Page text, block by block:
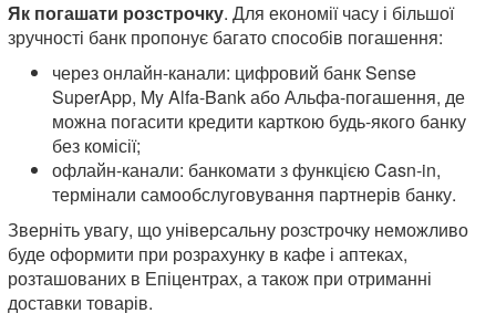
Як погашати розстрочку. Для економії часу і більшої
зручності банк пропонує багато способів погашення:
через онлайн-канали: цифровий банк Sense
SuperApp, My Alfa-Bank або Альфа-погашення, де
можна погасити кредити карткою будь-якого банку
без комісії;
офлайн-канали: банкомати з функцією Casn-in,
термінали самообслуговування партнерів банку.
Зверніть увагу, що універсальну розстрочку неможливо
буде оформити при розрахунку в кафе і аптеках,
розташованих в Епіцентрах, а також при отриманні
доставки товарів.